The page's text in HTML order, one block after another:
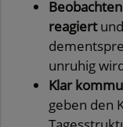
Beobachten
reagiert
unruhig
Klar
geben den